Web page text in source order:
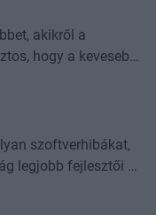
akikről a
hogy a kevesebb
szoftverhibákat,
legjobb fejlesztői és